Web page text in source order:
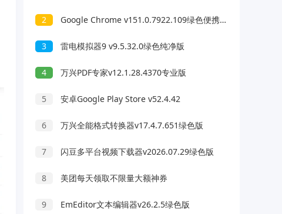
2 Google Chrome v151.0.7922.109绿色便携版
3 雷电模拟器9 v9.5.32.0绿色纯净版
4 万兴PDF专家v12.1.28.4370专业版
5 安卓Google Play Store v52.4.42
6 万兴全能格式转换器v17.4.7.651绿色版
7 闪豆多平台视频下载器v2026.07.29绿色版
8 美团每天领取不限量大额神券
9 EmEditor文本编辑器v26.2.5绿色版